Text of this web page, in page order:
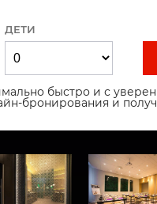
ДЕТИ
быстро и с
бронирования и